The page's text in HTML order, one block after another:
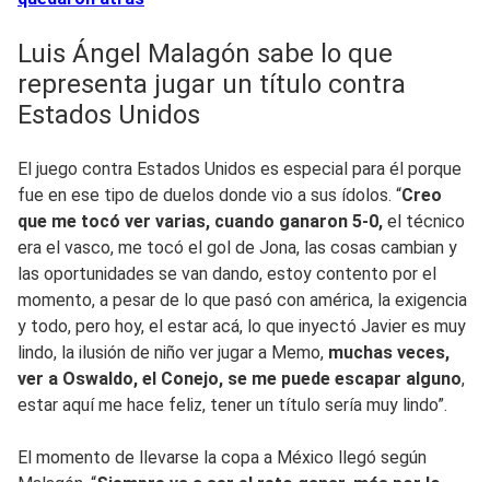
Luis Ángel Malagón sabe lo que
representa jugar un título contra
Estados Unidos
El juego contra Estados Unidos es especial para él porque
fue en ese tipo de duelos donde vio a sus ídolos. “Creo
que me tocó ver varias, cuando ganaron 5-0, el técnico
era el vasco, me tocó el gol de Jona, las cosas cambian y
las oportunidades se van dando, estoy contento por el
momento, a pesar de lo que pasó con américa, la exigencia
y todo, pero hoy, el estar acá, lo que inyectó Javier es muy
lindo, la ilusión de niño ver jugar a Memo, muchas veces,
ver a Oswaldo, el Conejo, se me puede escapar alguno,
estar aquí me hace feliz, tener un título sería muy lindo”.
El momento de llevarse la copa a México llegó según